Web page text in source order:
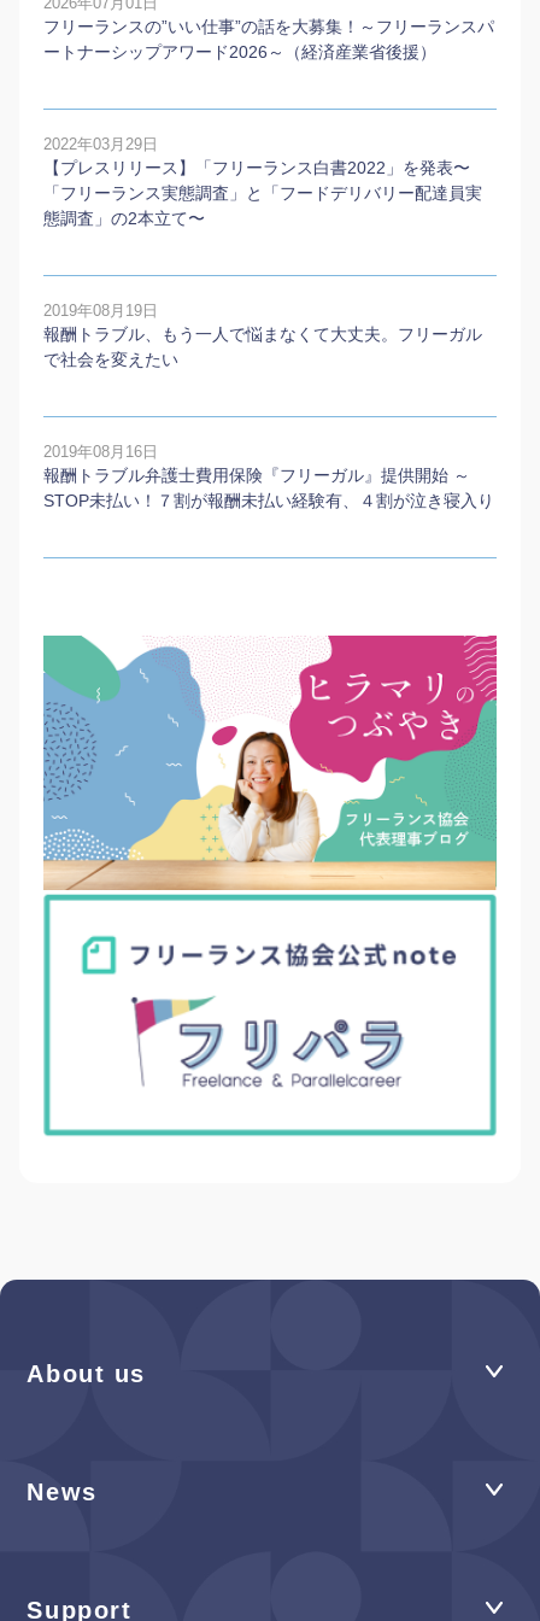
2026年07月01日
フリーランスの”いい仕事”の話を大募集！～フリーランスパ
ートナーシップアワード2026～（経済産業省後援）
2022年03月29日
【プレスリリース】「フリーランス白書2022」を発表〜
「フリーランス実態調査」と「フードデリバリー配達員実
態調査」の2本⽴て〜
2019年08月19日
報酬トラブル、もう一人で悩まなくて大丈夫。フリーガル
で社会を変えたい
2019年08月16日
報酬トラブル弁護士費用保険『フリーガル』提供開始 ～
STOP未払い！７割が報酬未払い経験有、４割が泣き寝入り
About us
News
Support